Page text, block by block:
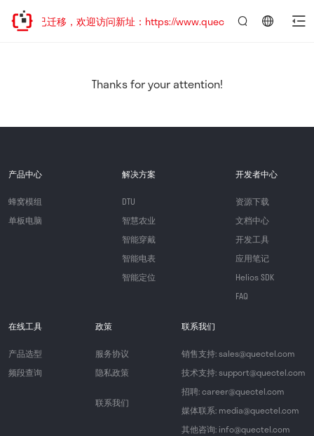
站地址已迁移，欢迎访问新址：https://www.quectel.com.cn
Thanks for your attention!
产品中心
蜂窝模组
单板电脑
解决方案
DTU
智慧农业
智能穿戴
智能电表
智能定位
开发者中心
资源下载
文档中心
开发工具
应用笔记
Helios SDK
FAQ
在线工具
产品选型
频段查询
政策
服务协议
隐私政策
联系我们
联系我们
销售支持: sales@quectel.com
技术支持: support@quectel.com
招聘: career@quectel.com
媒体联系: media@quectel.com
其他咨询: info@quectel.com